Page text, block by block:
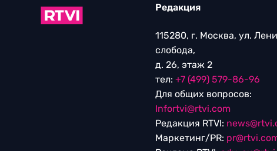
Редакция
115280, г. Москва, ул.
слобода,
д. 26, этаж 2
тел: +7 (499) 579-86-96
Для общих вопросов:
Infortvi@rtvi.com
Редакция RTVI:
Маркетинг/PR: